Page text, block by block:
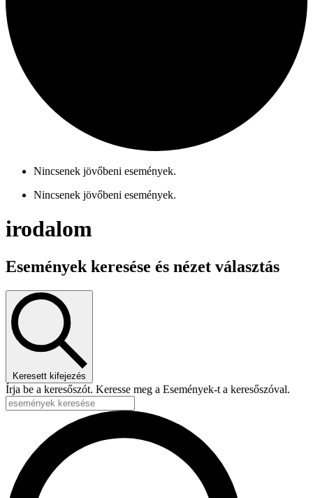
Nincsenek jövőbeni események.
Nincsenek jövőbeni események.
irodalom
Események keresése és nézet választás
Keresett kifejezés
Írja be a keresőszót. Keresse meg a Események-t a keresőszóval.